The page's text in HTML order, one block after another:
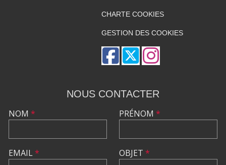
CHARTE COOKIES
GESTION DES COOKIES
NOUS CONTACTER
NOM *
EMAIL*
PRÉNOM *
OBJET *